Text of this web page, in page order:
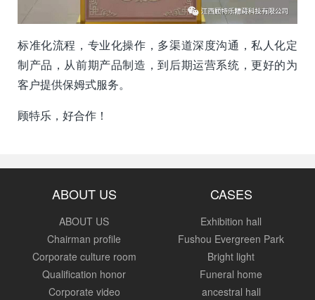
标准化流程，专业化操作，多渠道深度沟通，私人化定
制产品，从前期产品制造，到后期运营系统，更好的为
客户提供保姆式服务。
顾特乐，好合作！
ABOUT US
ABOUT US
Chairman profile
Corporate culture room
Qualification honor
Corporate video
CASES
Exhibition hall
Fushou Evergreen Park
Bright light
Funeral home
ancestral hall